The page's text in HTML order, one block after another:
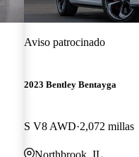
Aviso patrocinado
2023 Bentley Bentayga
S V8 AWD 2,072 millas